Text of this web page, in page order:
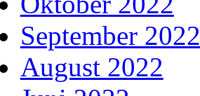
September 2022
August 2022